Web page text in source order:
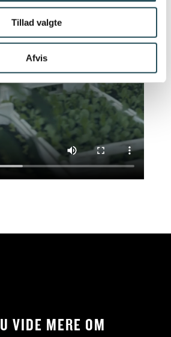
Tillad valgte
Afvis
VIDE MERE OM